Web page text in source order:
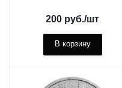
200 руб./шт
В корзину